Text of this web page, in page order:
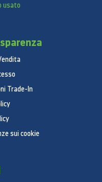
usato
Trade-In
sui cookie